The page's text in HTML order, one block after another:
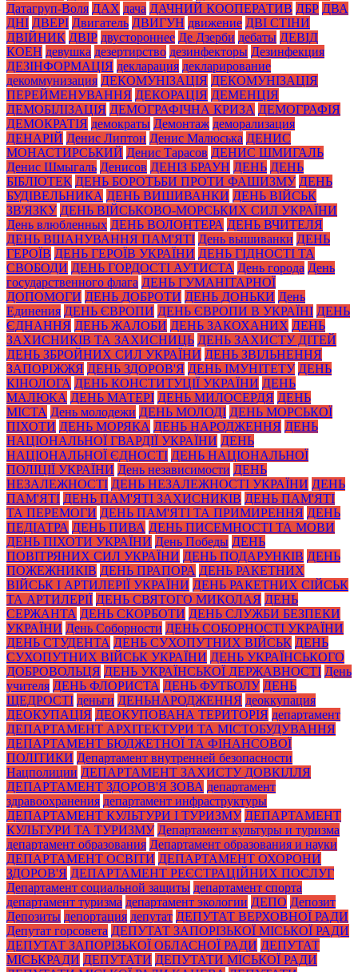
Датагруп-Воля ДАХ дача ДАЧНИЙ КООПЕРАТИВ ДБР ДВА
ДНІ ДВЕРІ Двигатель ДВИГУН движение ДВІ СТІНИ
ДВІЙНИК ДВІР двустороннее Де Дзерби дебаты ДЕВІД
КОЕН девушка дезертирство дезинфекторы Дезинфекция
ДЕЗІНФОРМАЦІЯ декларация декларирование
декоммунизация ДЕКОМУНІЗАЦІЯ ДЕКОМУНІЗАЦІЯ
ПЕРЕЙМЕНУВАННЯ ДЕКОРАЦІЯ ДЕМЕНЦІЯ
ДЕМОБІЛІЗАЦІЯ ДЕМОГРАФІЧНА КРИЗА ДЕМОГРАФІЯ
ДЕМОКРАТІЯ демократы Демонтаж деморализация
ДЕНАРІЙ Денис Липтон Денис Малюська ДЕНИС
МОНАСТИРСЬКИЙ Денис Тарасов ДЕНИС ШМИГАЛЬ
Денис Шмыгаль Денисов ДЕНІЗ БРАУН ДЕНЬ ДЕНЬ
БІБЛІОТЕК ДЕНЬ БОРОТЬБИ ПРОТИ ФАШИЗМУ ДЕНЬ
БУДІВЕЛЬНИКА ДЕНЬ ВИШИВАНКИ ДЕНЬ ВІЙСЬК
ЗВ'ЯЗКУ ДЕНЬ ВІЙСЬКОВО-МОРСЬКИХ СИЛ УКРАЇНИ
День влюбленных ДЕНЬ ВОЛОНТЕРА ДЕНЬ ВЧИТЕЛЯ
ДЕНЬ ВШАНУВАННЯ ПАМ'ЯТІ День вышиванки ДЕНЬ
ГЕРОЇВ ДЕНЬ ГЕРОЇВ УКРАЇНИ ДЕНЬ ГІДНОСТІ ТА
СВОБОДИ ДЕНЬ ГОРДОСТІ АУТИСТА День города День
государственного флага ДЕНЬ ГУМАНІТАРНОЇ
ДОПОМОГИ ДЕНЬ ДОБРОТИ ДЕНЬ ДОНЬКИ День
Единения ДЕНЬ ЄВРОПИ ДЕНЬ ЄВРОПИ В УКРАЇНІ ДЕНЬ
ЄДНАННЯ ДЕНЬ ЖАЛОБИ ДЕНЬ ЗАКОХАНИХ ДЕНЬ
ЗАХИСНИКІВ ТА ЗАХИСНИЦЬ ДЕНЬ ЗАХИСТУ ДІТЕЙ
ДЕНЬ ЗБРОЙНИХ СИЛ УКРАЇНИ ДЕНЬ ЗВІЛЬНЕННЯ
ЗАПОРІЖЖЯ ДЕНЬ ЗДОРОВ'Я ДЕНЬ ІМУНІТЕТУ ДЕНЬ
КІНОЛОГА ДЕНЬ КОНСТИТУЦІЇ УКРАЇНИ ДЕНЬ
МАЛЮКА ДЕНЬ МАТЕРІ ДЕНЬ МИЛОСЕРДЯ ДЕНЬ
МІСТА День молодежи ДЕНЬ МОЛОДІ ДЕНЬ МОРСЬКОЇ
ПІХОТИ ДЕНЬ МОРЯКА ДЕНЬ НАРОДЖЕННЯ ДЕНЬ
НАЦІОНАЛЬНОЇ ГВАРДІЇ УКРАЇНИ ДЕНЬ
НАЦІОНАЛЬНОЇ ЄДНОСТІ ДЕНЬ НАЦІОНАЛЬНОЇ
ПОЛІЦІЇ УКРАЇНИ День независимости ДЕНЬ
НЕЗАЛЕЖНОСТІ ДЕНЬ НЕЗАЛЕЖНОСТІ УКРАЇНИ ДЕНЬ
ПАМ'ЯТІ ДЕНЬ ПАМ'ЯТІ ЗАХИСНИКІВ ДЕНЬ ПАМ'ЯТІ
ТА ПЕРЕМОГИ ДЕНЬ ПАМ'ЯТІ ТА ПРИМИРЕННЯ ДЕНЬ
ПЕДІАТРА ДЕНЬ ПИВА ДЕНЬ ПИСЕМНОСТІ ТА МОВИ
ДЕНЬ ПІХОТИ УКРАЇНИ День Победы ДЕНЬ
ПОВІТРЯНИХ СИЛ УКРАЇНИ ДЕНЬ ПОДАРУНКІВ ДЕНЬ
ПОЖЕЖНИКІВ ДЕНЬ ПРАПОРА ДЕНЬ РАКЕТНИХ
ВІЙСЬК І АРТИЛЕРІЇ УКРАЇНИ ДЕНЬ РАКЕТНИХ СІЙСЬК
ТА АРТИЛЕРІЇ ДЕНЬ СВЯТОГО МИКОЛАЯ ДЕНЬ
СЕРЖАНТА ДЕНЬ СКОРБОТИ ДЕНЬ СЛУЖБИ БЕЗПЕКИ
УКРАЇНИ День Соборности ДЕНЬ СОБОРНОСТІ УКРАЇНИ
ДЕНЬ СТУДЕНТА ДЕНЬ СУХОПУТНИХ ВІЙСЬК ДЕНЬ
СУХОПУТНИХ ВІЙСЬК УКРАЇНИ ДЕНЬ УКРАЇНСЬКОГО
ДОБРОВОЛЬЦЯ ДЕНЬ УКРАЇНСЬКОЇ ДЕРЖАВНОСТІ День
учителя ДЕНЬ ФЛОРИСТА ДЕНЬ ФУТБОЛУ ДЕНЬ
ЩЕДРОСТІ деньги ДЕНЬНАРОДЖЕННЯ деоккупация
ДЕОКУПАЦІЯ ДЕОКУПОВАНА ТЕРИТОРІЯ департамент
ДЕПАРТАМЕНТ АРХІТЕКТУРИ ТА МІСТОБУДУВАННЯ
ДЕПАРТАМЕНТ БЮДЖЕТНОЇ ТА ФІНАНСОВОЇ
ПОЛІТИКИ Департамент внутренней безопасности
Нацполиции ДЕПАРТАМЕНТ ЗАХИСТУ ДОВКІЛЛЯ
ДЕПАРТАМЕНТ ЗДОРОВ'Я ЗОВА департамент
здравоохранения департамент инфраструктуры
ДЕПАРТАМЕНТ КУЛЬТУРИ І ТУРИЗМУ ДЕПАРТАМЕНТ
КУЛЬТУРИ ТА ТУРИЗМУ Департамент культуры и туризма
департамент образования Департамент образования и науки
ДЕПАРТАМЕНТ ОСВІТИ ДЕПАРТАМЕНТ ОХОРОНИ
ЗДОРОВ'Я ДЕПАРТАМЕНТ РЕЄСТРАЦІЙНИХ ПОСЛУГ
Департамент социальной защиты департамент спорта
департамент туризма департамент экологии ДЕПО Депозит
Депозиты депортация депутат ДЕПУТАТ ВЕРХОВНОЇ РАДИ
Депутат горсовета ДЕПУТАТ ЗАПОРІЗЬКОЇ МІСЬКОЇ РАДИ
ДЕПУТАТ ЗАПОРІЗЬКОЇ ОБЛАСНОЇ РАДИ ДЕПУТАТ
МІСЬКРАДИ ДЕПУТАТИ ДЕПУТАТИ МІСЬКОЇ РАДИ